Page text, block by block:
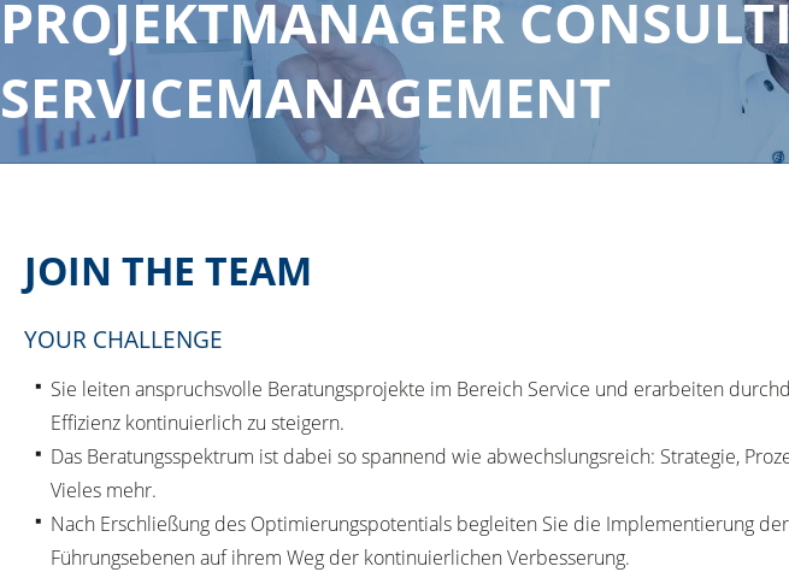
PROJEKTMANAGER
SERVICEMANAGEMENT
JOIN THE TEAM
YOUR CHALLENGE
Sie leiten anspruchsvolle Beratungsprojekte im Bereich Service und erarbeiten
Effizienz kontinuierlich zu steigern.
Das Beratungsspektrum ist dabei so spannend wie abwechslungsreich: Strategie,
Vieles mehr.
Nach Erschließung des Optimierungspotentials begleiten Sie die Implementierung
Führungsebenen auf ihrem Weg der kontinuierlichen Verbesserung.